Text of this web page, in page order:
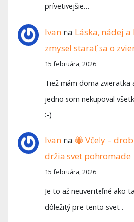
prívetivejšie…
Ivan na Láska, nádej
zmysel starať sa o
15 februára, 2026
Tiež mám doma zvieratka
jedno som nekupoval
:-)
Ivan na🐝 Včely –
držia svet pohromade
15 februára, 2026
Je to až neuveriteľné ako
dôležitý pre tento svet .